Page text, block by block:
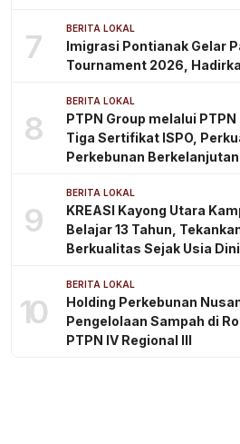
7 BERITA LOKAL
Imigrasi Pontianak Gelar
Tournament 2026,
8
BERITA LOKAL
PTPN Group melalui
Tiga Sertifikat ISPO,
Perkebunan
9
BERITA LOKAL
KREASI Kayong Utara
Belajar 13 Tahun,
Berkualitas Sejak Usia Dini
10
BERITA LOKAL
Holding Perkebunan
Pengelolaan Sampah di
PTPN IV Regional III